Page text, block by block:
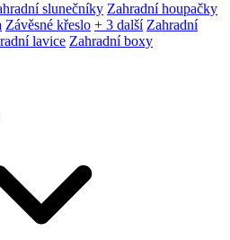
slunečníky Zahradní houpačky
Závěsné křeslo + 3 další Zahradní
lavice Zahradní boxy